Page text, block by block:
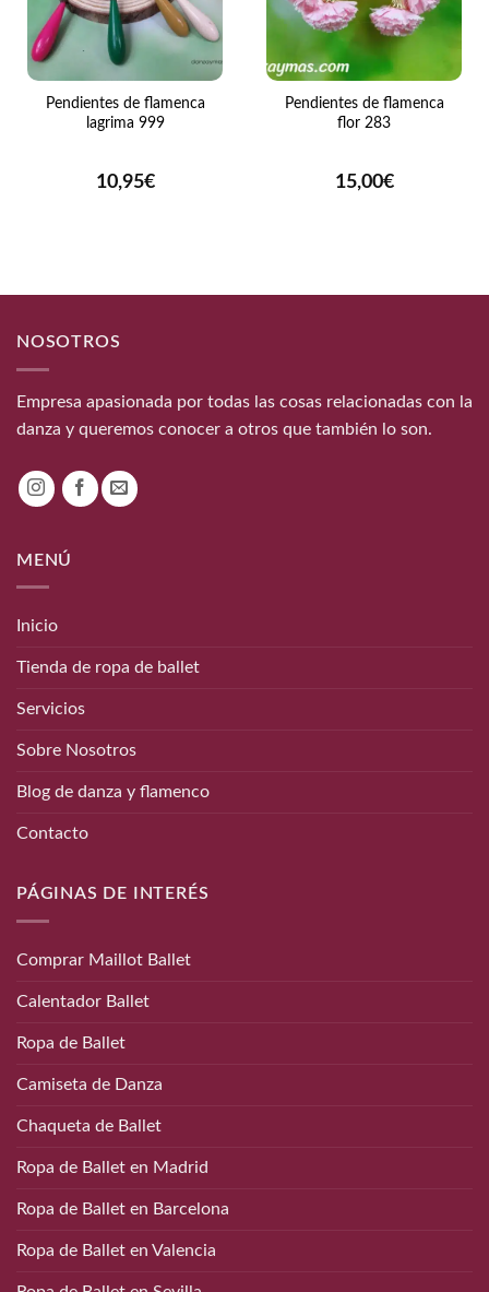
Pendientes de flamenca
lagrima 999
10,95€
Pendientes de flamenca
flor 283
15,00€
NOSOTROS
Empresa apasionada por todas las cosas relacionadas con la
danza y queremos conocer a otros que también lo son.
MENÚ
Inicio
Tienda de ropa de ballet
Servicios
Sobre Nosotros
Blog de danza y flamenco
Contacto
PÁGINAS DE INTERÉS
Comprar Maillot Ballet
Calentador Ballet
Ropa de Ballet
Camiseta de Danza
Chaqueta de Ballet
Ropa de Ballet en Madrid
Ropa de Ballet en Barcelona
Ropa de Ballet en Valencia